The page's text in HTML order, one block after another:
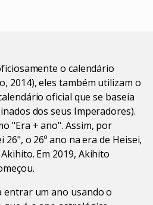
o calendário
2014), eles também utilizam o
oficial que se baseia
dos seus Imperadores).
"Era + ano". Assim, por
o 26º ano na era de Heisei,
Em 2019, Akihito
entrar um ano usando o